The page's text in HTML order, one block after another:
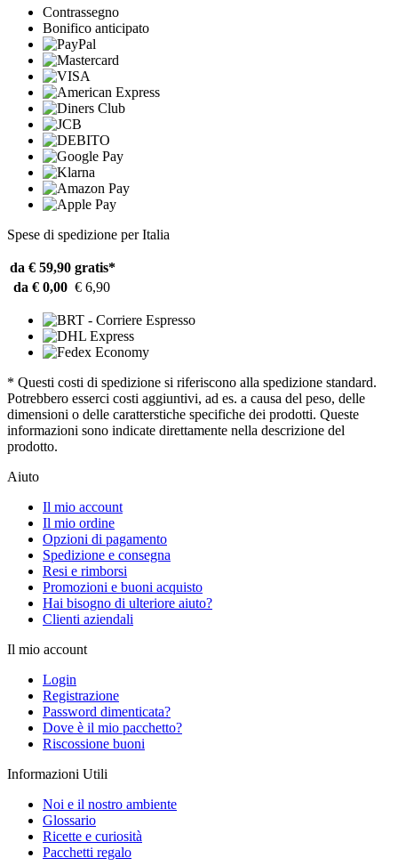
Contrassegno
Bonifico anticipato
Spese di spedizione per Italia
da € 59,90 gratis*
da € 0,00 € 6,90
* Questi costi di spedizione si riferiscono alla spedizione standard.
Potrebbero esserci costi aggiuntivi, ad es. a causa del peso, delle
dimensioni o delle caratterstiche specifiche dei prodotti. Queste
informazioni sono indicate direttamente nella descrizione del
prodotto.
Aiuto
Il mio account
Il mio ordine
Opzioni di pagamento
Spedizione e consegna
Resi e rimborsi
Promozioni e buoni acquisto
Hai bisogno di ulteriore aiuto?
Clienti aziendali
Il mio account
Login
Registrazione
Password dimenticata?
Dove è il mio pacchetto?
Riscossione buoni
Informazioni Utili
Noi e il nostro ambiente
Glossario
Ricette e curiosità
Pacchetti regalo